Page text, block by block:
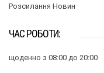
Розсилання Новин
ЧАС РОБОТИ:
щоденно з 08:00 до 20:00